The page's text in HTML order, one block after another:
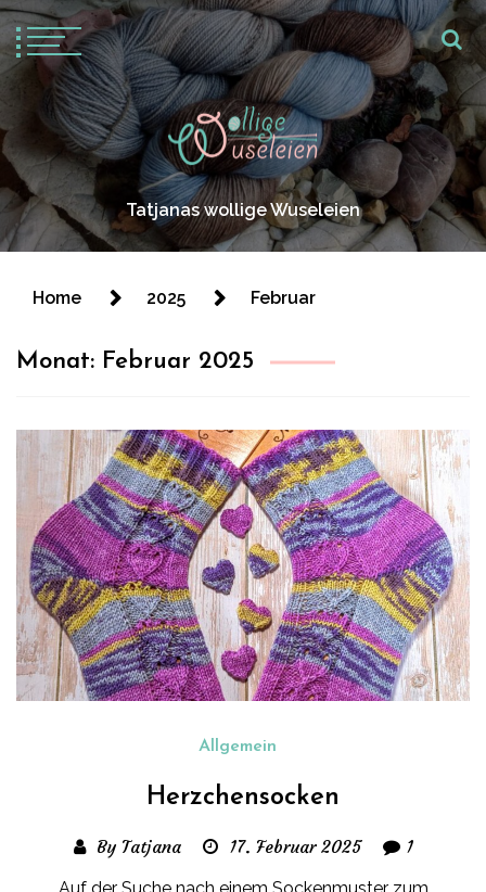
Tatjanas wollige Wuseleien
Home 2025 Februar
Monat: Februar 2025
Allgemein
Herzchensocken
By Tatjana 17. Februar 2025 1